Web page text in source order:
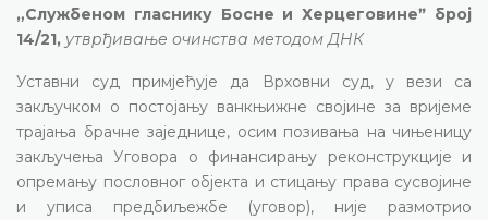
„Службеном гласнику Босне и Херцеговинеˮ број
14/21, утврђивање очинства методом ДНК
Уставни суд примјећује да Врховни суд, у вези са
закључком о постојању ванкњижне својине за вријеме
трајања брачне заједнице, осим позивања на чињеницу
закључења Уговора о финансирању реконструкције и
опремању пословног објекта и стицању права сусвојине
и уписа предбиљежбе (уговор), није размотрио